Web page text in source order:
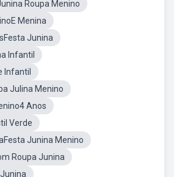
Roupa Menino
Menina
Junina
Infantil
Infantil
Julina Menino
Anos
Verde
Junina Menino
Roupa Junina